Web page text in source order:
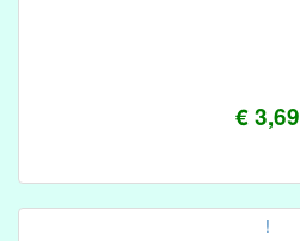
€ 3,69
!